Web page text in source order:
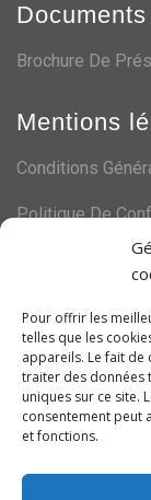
Pour offrir les
telles que les
appareils. Le fait de
traiter des données
uniques sur ce site.
consentement peut
et fonctions.
Documents
Brochure De
Mentions
Conditions
Politique De